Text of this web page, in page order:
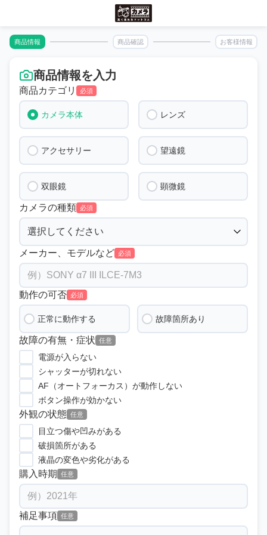
商品情報 商品確認 お客様情報
商品情報を入力
商品カテゴリ 必須
カメラ本体 レンズ
アクセサリー 望遠鏡
双眼鏡 顕微鏡
カメラの種類 必須
メーカー、モデルなど 必須
動作の可否 必須
正常に動作する 故障箇所あり
故障の有無・症状 任意
電源が入らない
シャッターが切れない
AF（オートフォーカス）が動作しない
ボタン操作が効かない
外観の状態 任意
目立つ傷や凹みがある
破損箇所がある
液晶の変色や劣化がある
購入時期 任意
補足事項 任意